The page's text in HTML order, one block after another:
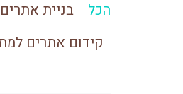
הכל בניית אתרים
קידום אתרים